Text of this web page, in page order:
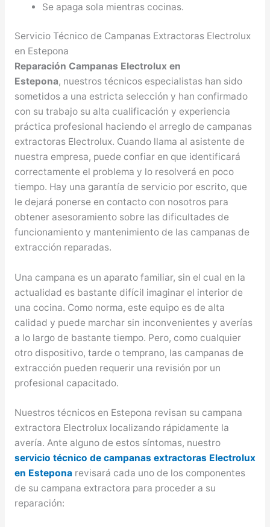
Se apaga sola mientras cocinas.
Servicio Técnico de Campanas Extractoras Electrolux
en Estepona
Reparación Campanas Electrolux en
Estepona, nuestros técnicos especialistas han sido
sometidos a una estricta selección y han confirmado
con su trabajo su alta cualificación y experiencia
práctica profesional haciendo el arreglo de campanas
extractoras Electrolux. Cuando llama al asistente de
nuestra empresa, puede confiar en que identificará
correctamente el problema y lo resolverá en poco
tiempo. Hay una garantía de servicio por escrito, que
le dejará ponerse en contacto con nosotros para
obtener asesoramiento sobre las dificultades de
funcionamiento y mantenimiento de las campanas de
extracción reparadas.
Una campana es un aparato familiar, sin el cual en la
actualidad es bastante difícil imaginar el interior de
una cocina. Como norma, este equipo es de alta
calidad y puede marchar sin inconvenientes y averías
a lo largo de bastante tiempo. Pero, como cualquier
otro dispositivo, tarde o temprano, las campanas de
extracción pueden requerir una revisión por un
profesional capacitado.
Nuestros técnicos en Estepona revisan su campana
extractora Electrolux localizando rápidamente la
avería. Ante alguno de estos síntomas, nuestro
servicio técnico de campanas extractoras Electrolux
en Esteponarevisará cada uno de los componentes
de su campana extractora para proceder a su
reparación: